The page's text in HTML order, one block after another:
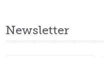
Newsletter